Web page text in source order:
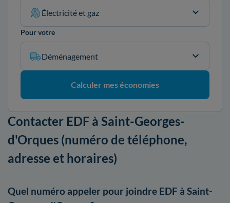
Électricité et gaz
Pour votre
Déménagement
Calculer mes économies
Contacter EDF à Saint-Georges-
d'Orques (numéro de téléphone,
adresse et horaires)
Quel numéro appeler pour joindre EDF à Saint-